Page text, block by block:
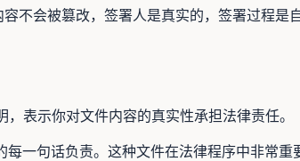
不会被篡改，签署人是真实的，签署过程
表示你对文件内容的真实性承担法律责任。
一句话负责。这种文件在法律程序中非常